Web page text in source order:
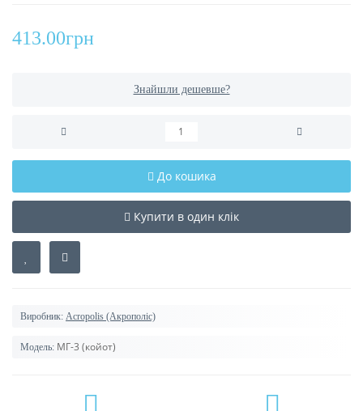
413.00грн
Знайшли дешевше?
До кошика
Купити в один клік
Виробник: Acropolis (Акрополіс)
Модель: МГ-3 (койот)